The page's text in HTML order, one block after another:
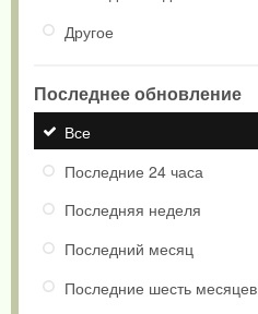
Другое
Последнее обновление
Все
Последние 24 часа
Последняя неделя
Последний месяц
Последние шесть месяцев